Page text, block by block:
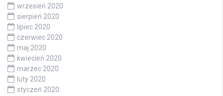
wrzesień 2020
sierpień 2020
lipiec 2020
czerwiec 2020
maj 2020
kwiecień 2020
marzec 2020
luty 2020
styczeń 2020